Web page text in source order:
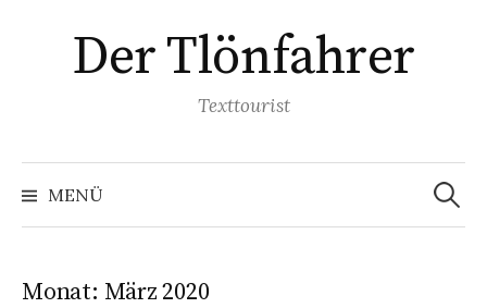
Der Tlönfahrer
Texttourist
MENÜ
Suchen
nach:
Monat: März 2020